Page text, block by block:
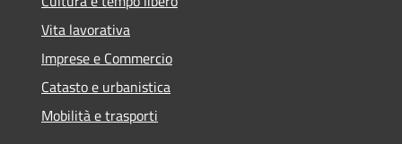
Vita lavorativa
Imprese e Commercio
Catasto e urbanistica
Mobilità e trasporti